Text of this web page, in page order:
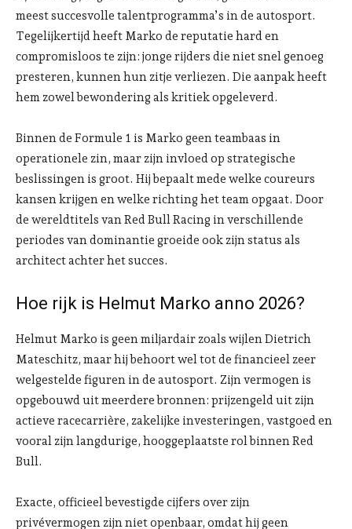
meest succesvolle talentprogramma’s in de autosport.
Tegelijkertijd heeft Marko de reputatie hard en
compromisloos te zijn: jonge rijders die niet snel genoeg
presteren, kunnen hun zitje verliezen. Die aanpak heeft
hem zowel bewondering als kritiek opgeleverd.
Binnen de Formule 1 is Marko geen teambaas in
operationele zin, maar zijn invloed op strategische
beslissingen is groot. Hij bepaalt mede welke coureurs
kansen krijgen en welke richting het team opgaat. Door
de wereldtitels van Red Bull Racing in verschillende
periodes van dominantie groeide ook zijn status als
architect achter het succes.
Hoe rijk is Helmut Marko anno 2026?
Helmut Marko is geen miljardair zoals wijlen Dietrich
Mateschitz, maar hij behoort wel tot de financieel zeer
welgestelde figuren in de autosport. Zijn vermogen is
opgebouwd uit meerdere bronnen: prijzengeld uit zijn
actieve racecarrière, zakelijke investeringen, vastgoed en
vooral zijn langdurige, hooggeplaatste rol binnen Red
Bull.
Exacte, officieel bevestigde cijfers over zijn
privévermogen zijn niet openbaar, omdat hij geen